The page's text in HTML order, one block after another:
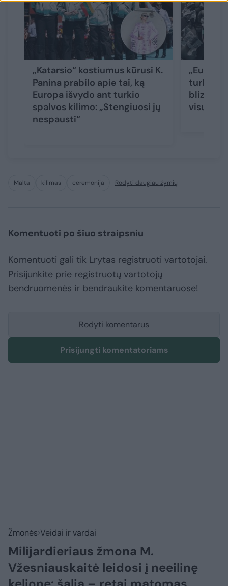
„Katarsio“ kostiumus kūrusi K.
Panina prabilo apie tai, ką
Europa išvydo ant turkio
spalvos kilimo: „Stengiuosi jų
nespausti“
turkio
visų
Malta kilimas ceremonija Rodyti daugiau žymių
Komentuoti po šiuo straipsniu
Komentuoti gali tik Lrytas registruoti vartotojai.
Prisijunkite prie registruotų vartotojų
bendruomenės ir bendraukite komentaruose!
Rodyti komentarus
Prisijungti komentatoriams
Žmonės Veidai ir vardai
Milijardieriaus žmona M.
Vžesniauskaitė leidosi į neeilinę